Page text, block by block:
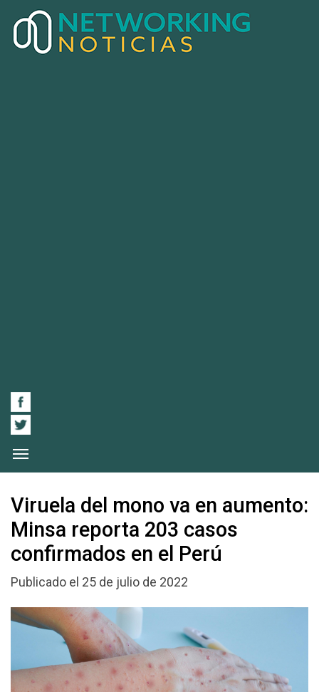
Viruela del mono va en aumento:
Minsa reporta 203 casos
confirmados en el Perú
Publicado el 25 de julio de 2022